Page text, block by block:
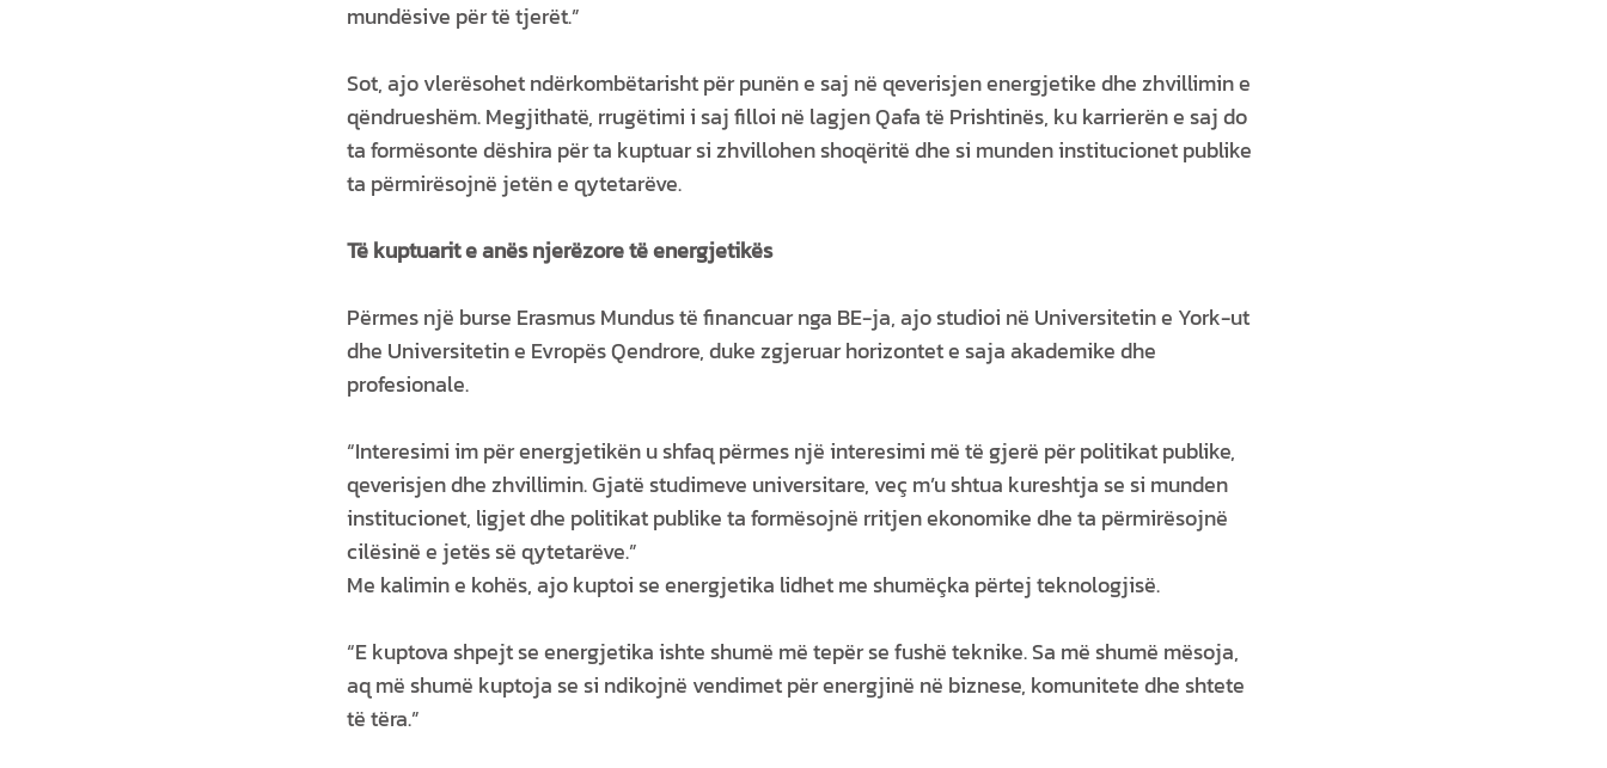
mundësive për të tjerët.”
Sot, ajo vlerësohet ndërkombëtarisht për punën e saj në qeverisjen energjetike dhe zhvillimin e
qëndrueshëm. Megjithatë, rrugëtimi i saj filloi në lagjen Qafa të Prishtinës, ku karrierën e saj do
ta formësonte dëshira për ta kuptuar si zhvillohen shoqëritë dhe si munden institucionet publike
ta përmirësojnë jetën e qytetarëve.
Të kuptuarit e anës njerëzore të energjetikës
Përmes një burse Erasmus Mundus të financuar nga BE-ja, ajo studioi në Universitetin e York-ut
dhe Universitetin e Evropës Qendrore, duke zgjeruar horizontet e saja akademike dhe
profesionale.
“Interesimi im për energjetikën u shfaq përmes një interesimi më të gjerë për politikat publike,
qeverisjen dhe zhvillimin. Gjatë studimeve universitare, veç m’u shtua kureshtja se si munden
institucionet, ligjet dhe politikat publike ta formësojnë rritjen ekonomike dhe ta përmirësojnë
cilësinë e jetës së qytetarëve.”
Me kalimin e kohës, ajo kuptoi se energjetika lidhet me shumëçka përtej teknologjisë.
“E kuptova shpejt se energjetika ishte shumë më tepër se fushë teknike. Sa më shumë mësoja,
aq më shumë kuptoja se si ndikojnë vendimet për energjinë në biznese, komunitete dhe shtete
të tëra.”